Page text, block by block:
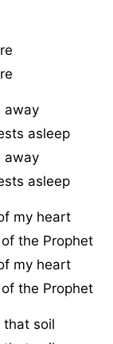
away
asleep
away
asleep
my heart
the Prophet
my heart
the Prophet
that soil